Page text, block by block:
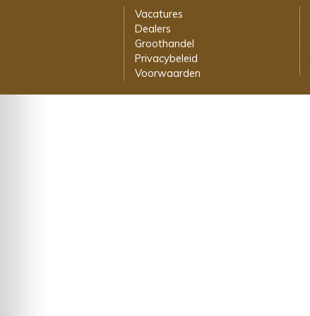
Vacatures
Dealers
Groothandel
Privacybeleid
Voorwaarden